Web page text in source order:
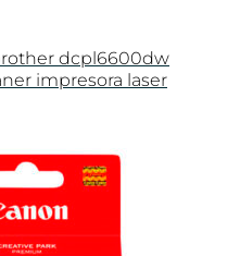
dcpl6600dw
impresora laser